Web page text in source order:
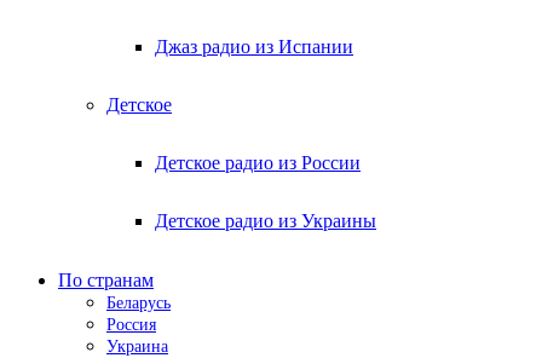
Джаз радио из Испании
Детское
Детское радио из России
Детское радио из Украины
По странам
Беларусь
Россия
Украина